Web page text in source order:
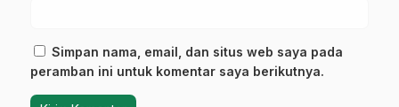
Simpan nama, email, dan situs web saya pada
peramban ini untuk komentar saya berikutnya.